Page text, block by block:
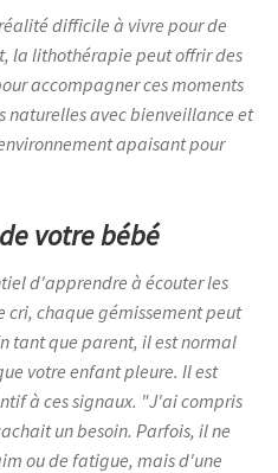
difficile à vivre pour de
la lithothérapie peut offrir des
accompagner ces moments
naturelles avec bienveillance et
apaisant pour
votre bébé
d'apprendre à écouter les
cri, chaque gémissement peut
tant que parent, il est normal
votre enfant pleure. Il est
à ces signaux. "J'ai compris
un besoin. Parfois, il ne
ou de fatigue, mais d'une